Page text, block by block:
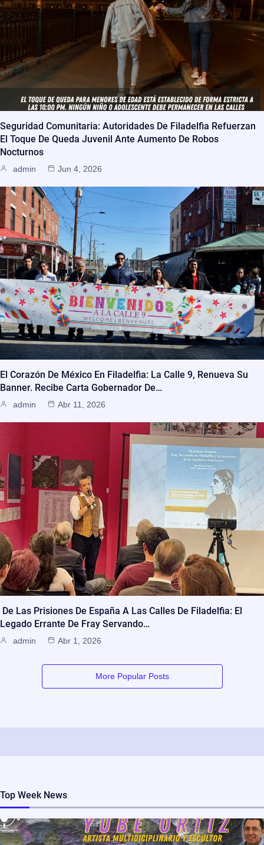
Seguridad Comunitaria: Autoridades De Filadelfia Refuerzan
El Toque De Queda Juvenil Ante Aumento De Robos
Nocturnos
admin Jun 4, 2026
El Corazón De México En Filadelfia: La Calle 9, Renueva Su
Banner. Recibe Carta Gobernador De…
admin Abr 11, 2026
De Las Prisiones De España A Las Calles De Filadelfia: El
Legado Errante De Fray Servando…
admin Abr 1, 2026
More Popular Posts
Top Week News